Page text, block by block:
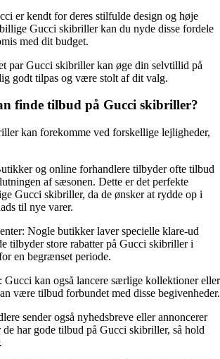
er kendt for deres stilfulde design og høje
Gucci skibriller kan du nyde disse fordele
med dit budget.
par Gucci skibriller kan øge din selvtillid på
godt tilpas og være stolt af dit valg.
finde tilbud på Gucci skibriller?
kan forekomme ved forskellige lejligheder,
og online forhandlere tilbyder ofte tilbud
af sæsonen. Dette er det perfekte
Gucci skibriller, da de ønsker at rydde op i
til nye varer.
Nogle butikker laver specielle klare-ud
tilbyder store rabatter på Gucci skibriller i
en begrænset periode.
kan også lancere særlige kollektioner eller
være tilbud forbundet med disse begivenheder.
sender også nyhedsbreve eller annoncerer
de har gode tilbud på Gucci skibriller, så hold